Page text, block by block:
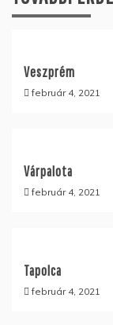
Veszprém
február 4, 2021
Várpalota
február 4, 2021
Tapolca
február 4, 2021